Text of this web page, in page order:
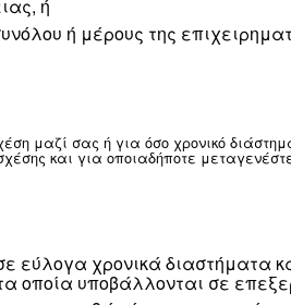
σκοπούς που αναφέρονται
για τους σκοπούς
Εφόσον
πρότυπες ρήτρες) για την
μεταξύ αυτών των
τα προσωπικά στοιχεία